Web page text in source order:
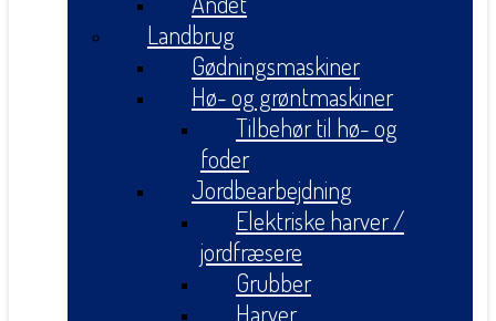
Landbrug
Gødningsmaskiner
Hø- og grøntmaskiner
Tilbehør til hø- og
foder
Jordbearbejdning
Elektriske harver /
jordfræsere
Grubber
Harver